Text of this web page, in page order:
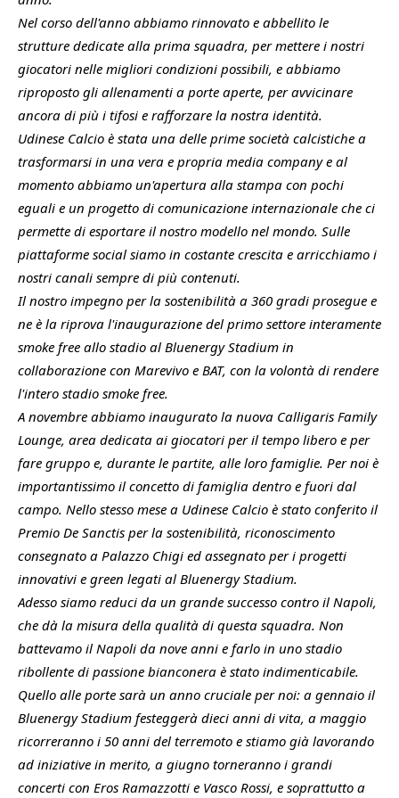
Nel corso dell'anno abbiamo rinnovato e abbellito le
strutture dedicate alla prima squadra, per mettere i nostri
giocatori nelle migliori condizioni possibili, e abbiamo
riproposto gli allenamenti a porte aperte, per avvicinare
ancora di più i tifosi e rafforzare la nostra identità.
Udinese Calcio è stata una delle prime società calcistiche a
trasformarsi in una vera e propria media company e al
momento abbiamo un'apertura alla stampa con pochi
eguali e un progetto di comunicazione internazionale che ci
permette di esportare il nostro modello nel mondo. Sulle
piattaforme social siamo in costante crescita e arricchiamo i
nostri canali sempre di più contenuti.
Il nostro impegno per la sostenibilità a 360 gradi prosegue e
ne è la riprova l'inaugurazione del primo settore interamente
smoke free allo stadio al Bluenergy Stadium in
collaborazione con Marevivo e BAT, con la volontà di rendere
l'intero stadio smoke free.
A novembre abbiamo inaugurato la nuova Calligaris Family
Lounge, area dedicata ai giocatori per il tempo libero e per
fare gruppo e, durante le partite, alle loro famiglie. Per noi è
importantissimo il concetto di famiglia dentro e fuori dal
campo. Nello stesso mese a Udinese Calcio è stato conferito il
Premio De Sanctis per la sostenibilità, riconoscimento
consegnato a Palazzo Chigi ed assegnato per i progetti
innovativi e green legati al Bluenergy Stadium.
Adesso siamo reduci da un grande successo contro il Napoli,
che dà la misura della qualità di questa squadra. Non
battevamo il Napoli da nove anni e farlo in uno stadio
ribollente di passione bianconera è stato indimenticabile.
Quello alle porte sarà un anno cruciale per noi: a gennaio il
Bluenergy Stadium festeggerà dieci anni di vita, a maggio
ricorreranno i 50 anni del terremoto e stiamo già lavorando
ad iniziative in merito, a giugno torneranno i grandi
concerti con Eros Ramazzotti e Vasco Rossi, e soprattutto a